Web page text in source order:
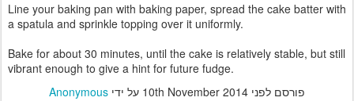
Line your baking pan with baking paper, spread the cake batter with
a spatula and sprinkle topping over it uniformly.
Bake for about 30 minutes, until the cake is relatively stable, but still
vibrant enough to give a hint for future fudge.
פורסם לפני 10th November 2014 על ידי Anonymous